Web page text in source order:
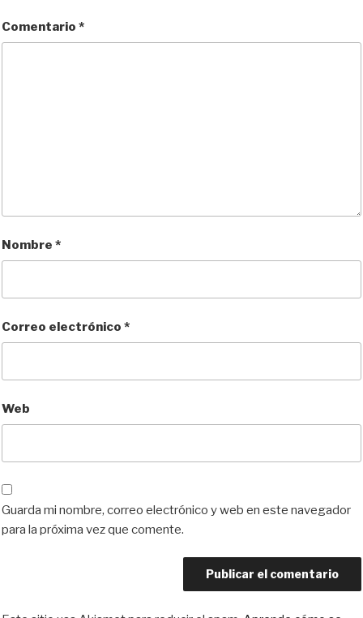
Comentario *
Nombre *
Correo electrónico *
Web
Guarda mi nombre, correo electrónico y web en este navegador
para la próxima vez que comente.